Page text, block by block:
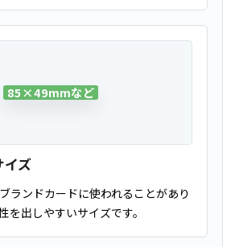
85×49mmなど
イズ
ランドカードに使われることがあり
を出しやすいサイズです。